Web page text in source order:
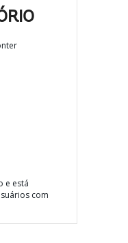
e está
com